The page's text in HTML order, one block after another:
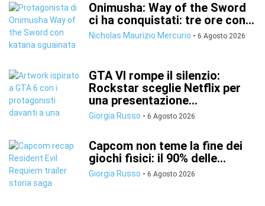
Onimusha: Way of the Sword
ci ha conquistati: tre ore con...
Nicholas Maurizio Mercurio - 6 Agosto 2026
GTA VI rompe il silenzio:
Rockstar sceglie Netflix per
una presentazione...
Giorgia Russo - 6 Agosto 2026
Capcom non teme la fine dei
giochi fisici: il 90% delle...
Giorgia Russo - 6 Agosto 2026